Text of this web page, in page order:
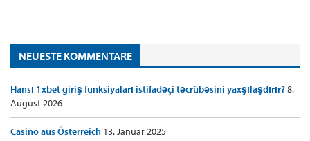
NEUESTE KOMMENTARE
Hansı 1xbet giriş funksiyaları istifadəçi təcrübəsini yaxşılaşdırır?8.
August 2026
Casino aus Österreich 13. Januar 2025